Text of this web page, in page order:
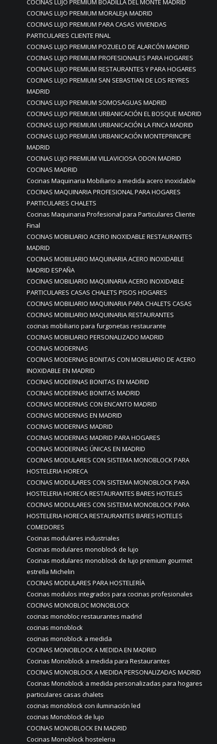
COCINAS LUJO PREMIUM BOADILLA DEL MONTE MADRID
COCINAS LUJO PREMIUM MORALEJA MADRID
COCINAS LUJO PREMIUM PARA CASAS VIVIENDAS
PARTICULARES CLIENTE FINAL
COCINAS LUJO PREMIUM POZUELO DE ALARCÓN MADRID
COCINAS LUJO PREMIUM PROFESIONALES PARA HOGARES
COCINAS LUJO PREMIUM RESTAURANTES Y PARA HOGARES
COCINAS LUJO PREMIUM SAN SEBASTIAN DE LOS REYRES
MADRID
COCINAS LUJO PREMIUM SOMOSAGUAS MADRID
COCINAS LUJO PREMIUM URBANICACIÓN EL BOSQUE MADRID
COCINAS LUJO PREMIUM URBANICACIÓN LA FINCA MADRID
COCINAS LUJO PREMIUM URBANICACIÓN MONTEPRINCIPE
MADRID
COCINAS LUJO PREMIUM VILLAVICIOSA ODON MADRID
COCINAS MADRID
Cocinas Maquinaria Mobiliario a medida acero inoxidable
COCINAS MAQUINARIA PROFESIONAL PARA HOGARES
PARTICULARES CHALETS
Cocinas Maquinaria Profesional para Particulares Cliente
Final
COCINAS MOBILIARIO ACERO INOXIDABLE RESTAURANTES
MADRID
COCINAS MOBILIARIO MAQUINARIA ACERO INOXIDABLE
MADRID ESPAÑA
COCINAS MOBILIARIO MAQUINARIA ACERO INOXIDABLE
PARTICULARES CASAS CHALETS PISOS HOGARES
COCINAS MOBILIARIO MAQUINARIA PARA CHALETS CASAS
COCINAS MOBILIARIO MAQUINARIA RESTAURANTES
cocinas mobiliario para furgonetas restaurante
COCINAS MOBILIARIO PERSONALIZADO MADRID
COCINAS MODERNAS
COCINAS MODERNAS BONITAS CON MOBILIARIO DE ACERO
INOXIDABLE EN MADRID
COCINAS MODERNAS BONITAS EN MADRID
COCINAS MODERNAS BONITAS MADRID
COCINAS MODERNAS CON ENCANTO MADRID
COCINAS MODERNAS EN MADRID
COCINAS MODERNAS MADRID
COCINAS MODERNAS MADRID PARA HOGARES
COCINAS MODERNAS ÚNICAS EN MADRID
COCINAS MODULARES CON SISTEMA MONOBLOCK PARA
HOSTELERIA HORECA
COCINAS MODULARES CON SISTEMA MONOBLOCK PARA
HOSTELERIA HORECA RESTAURANTES BARES HOTELES
COCINAS MODULARES CON SISTEMA MONOBLOCK PARA
HOSTELERIA HORECA RESTAURANTES BARES HOTELES
COMEDORES
Cocinas modulares industriales
Cocinas modulares monoblock de lujo
Cocinas modulares monoblock de lujo premium gourmet
estrella Michelin
COCINAS MODULARES PARA HOSTELERÍA
Cocinas modulos integrados para cocinas profesionales
COCINAS MONOBLOC MONOBLOCK
cocinas monobloc restaurantes madrid
cocinas monoblock
cocinas monoblock a medida
COCINAS MONOBLOCK A MEDIDA EN MADRID
Cocinas Monoblock a medida para Restaurantes
COCINAS MONOBLOCK A MEDIDA PERSONALIZADAS MADRID
Cocinas Monoblock a medida personalizadas para hogares
particulares casas chalets
cocinas monoblock con iluminación led
cocinas Monoblock de lujo
COCINAS MONOBLOCK EN MADRID
Cocinas Monoblock hosteleria